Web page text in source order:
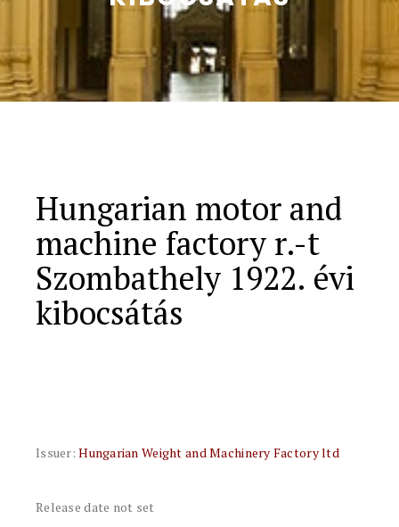
Hungarian motor and
machine factory r.-t
Szombathely 1922. évi
kibocsátás
Issuer:Hungarian Weight and Machinery Factory ltd
Release date not set